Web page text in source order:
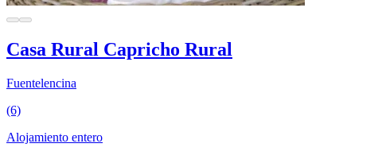
Casa Rural Capricho Rural
Fuentelencina
(6)
Alojamiento entero